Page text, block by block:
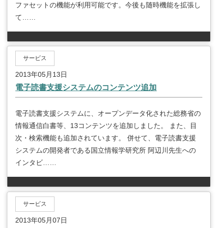
ファセットの機能が利用可能です。今後も随時機能を拡張し
て……
サービス
2013年05月13日
電子読書支援システムのコンテンツ追加
電子読書支援システムに、オープンデータ化された総務省の
情報通信白書等、13コンテンツを追加しました。 また、目
次・検索機能も追加されています。 併せて、電子読書支援
システムの開発者である国立情報学研究所 阿辺川先生への
インタビ……
サービス
2013年05月07日